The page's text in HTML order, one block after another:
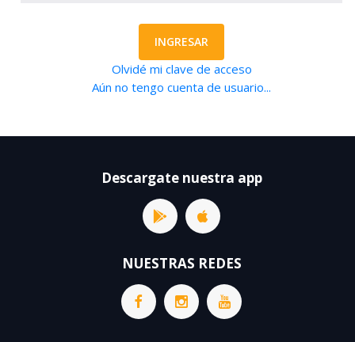
INGRESAR
Olvidé mi clave de acceso
Aún no tengo cuenta de usuario...
Descargate nuestra app
NUESTRAS REDES